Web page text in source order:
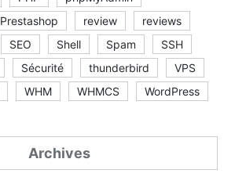
Prestashop review
reviews
SEO Shell Spam
SSH
Sécurité thunderbird
VPS
WHM WHMCS WordPress
Archives